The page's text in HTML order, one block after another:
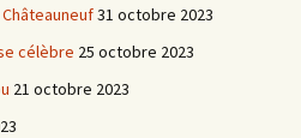
31 octobre 2023
célèbre 25 octobre 2023
21 octobre 2023